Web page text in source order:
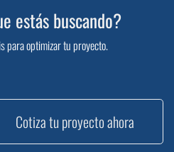
estás buscando?
para optimizar tu proyecto.
Cotiza tu proyecto ahora